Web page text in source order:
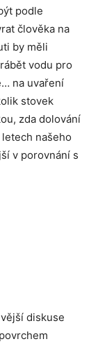
podle
člověka na
by měli
vodu pro
na uvaření
stovek
zda dolování
našeho
v porovnání s
diskuse